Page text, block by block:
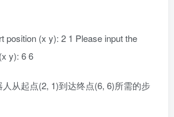
position (x y): 2 1 Please input the
y): 6 6
从起点(2, 1)到达终点(6, 6)所需的步